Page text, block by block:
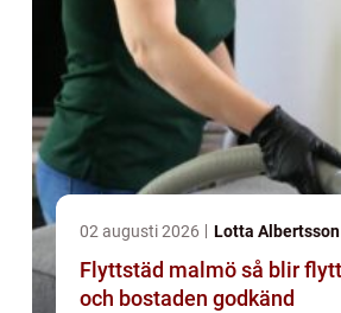
02 augusti 2026 Lotta Albertsson
Flyttstäd malmö så blir flytten enklare
och bostaden godkänd